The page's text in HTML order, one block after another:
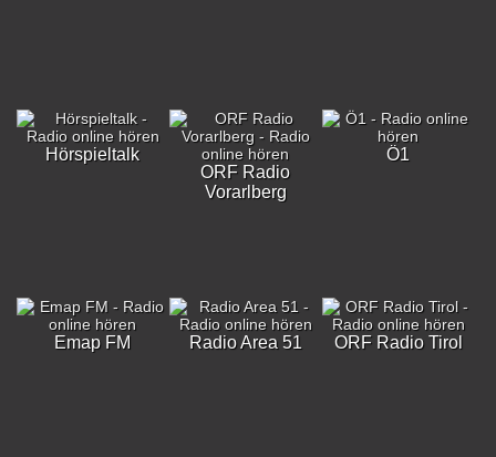
Hörspieltalk
ORF Radio
Vorarlberg
Ö1
Emap FM Radio Area 51 ORF Radio Tirol